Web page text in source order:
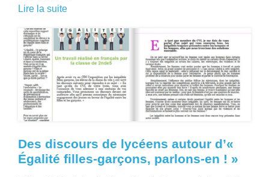
Lire la suite
Des discours de lycéens autour d’«
Égalité filles-garçons, parlons-en ! »